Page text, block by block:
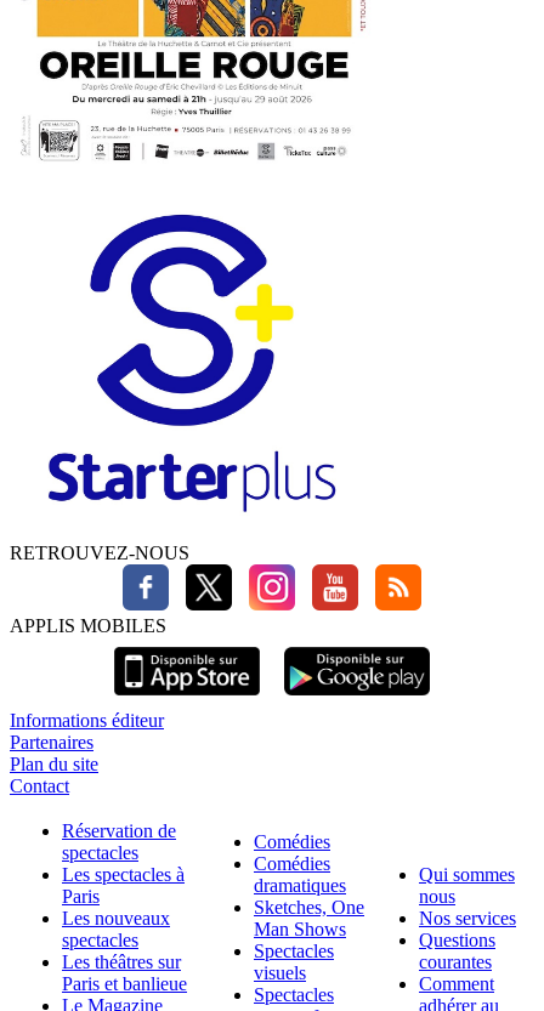
RETROUVEZ-NOUS
APPLIS MOBILES
Informations éditeur
Partenaires
Plan du site
Contact
Réservation de
spectacles
Les spectacles à
Paris
Les nouveaux
spectacles
Les théâtres sur
Paris et banlieue
Le Magazine
Comédies
Comédies
dramatiques
Sketches, One
Man Shows
Spectacles
visuels
Spectacles
Qui sommes
nous
Nos services
Questions
courantes
Comment
adhérer au